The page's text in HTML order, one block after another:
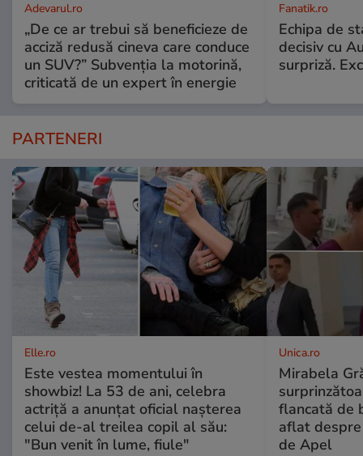
Adevarul.ro
„De ce ar trebui să beneficieze de
acciză redusă cineva care conduce
un SUV?” Subvenția la motorină,
criticată de un expert în energie
Fanatik.ro
Echipa de
decisiv cu
surpriză.
PARTENERI
Elle.ro
Este vestea momentului în
showbiz! La 53 de ani, celebra
actriță a anunțat oficial nașterea
celui de-al treilea copil al său:
"Bun venit în lume, fiule"
Unica.ro
Mirabela
flancată de
aflat
de Apel